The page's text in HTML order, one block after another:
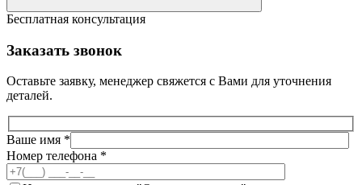
Бесплатная консультация
Заказать звонок
Оставьте заявку, менеджер свяжется с Вами для уточнения
деталей.
Ваше имя *
Номер телефона *